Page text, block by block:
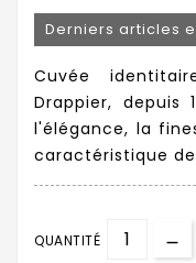
Derniers articles
Cuvée
Drappier, depuis
l'élégance, la
caractéristique
QUANTITÉ